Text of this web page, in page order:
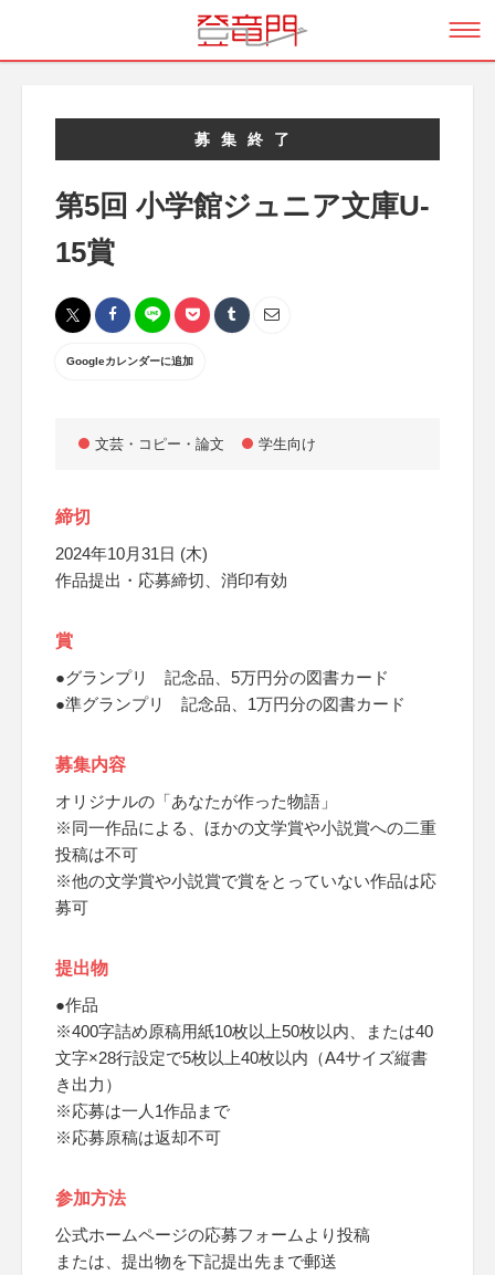
募集終了
第5回 小学館ジュニア文庫U-
15賞
Googleカレンダーに追加
文芸・コピー・論文 学生向け
締切
2024年10月31日 (木)
作品提出・応募締切、消印有効
賞
●グランプリ 記念品、5万円分の図書カード
●準グランプリ 記念品、1万円分の図書カード
募集内容
オリジナルの「あなたが作った物語」
※同一作品による、ほかの文学賞や小説賞への二重
投稿は不可
※他の文学賞や小説賞で賞をとっていない作品は応
募可
提出物
●作品
※400字詰め原稿用紙10枚以上50枚以内、または40
文字×28行設定で5枚以上40枚以内（A4サイズ縦書
き出力）
※応募は一人1作品まで
※応募原稿は返却不可
参加方法
公式ホームページの応募フォームより投稿
または、提出物を下記提出先まで郵送